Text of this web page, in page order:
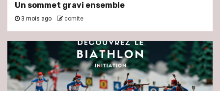
Un sommet gravi ensemble
3 mois ago comite